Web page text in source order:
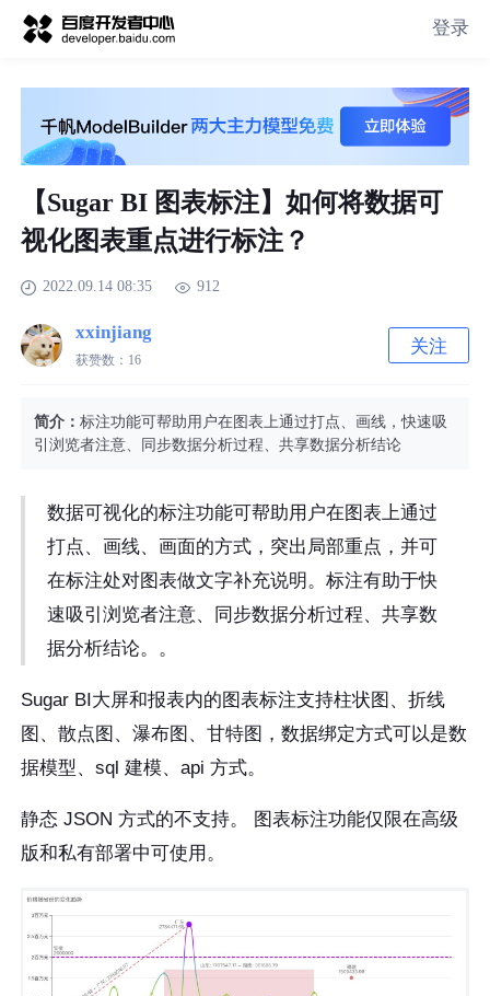
登录
【Sugar BI 图表标注】如何将数据可
视化图表重点进行标注？
2022.09.14 08:35 912
xxinjiang
获赞数： 16
关注
简介：标注功能可帮助用户在图表上通过打点、画线，快速吸
引浏览者注意、同步数据分析过程、共享数据分析结论
数据可视化的标注功能可帮助用户在图表上通过
打点、画线、画面的方式，突出局部重点，并可
在标注处对图表做文字补充说明。标注有助于快
速吸引浏览者注意、同步数据分析过程、共享数
据分析结论。。
Sugar BI大屏和报表内的图表标注支持柱状图、折线
图、散点图、瀑布图、甘特图，数据绑定方式可以是数
据模型、sql 建模、api 方式。
静态 JSON 方式的不支持。 图表标注功能仅限在高级
版和私有部署中可使用。